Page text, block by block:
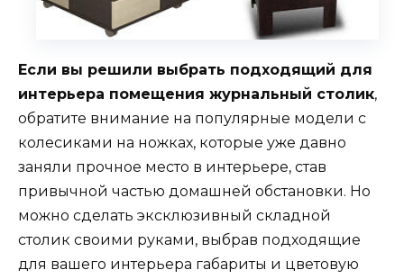
Если вы решили выбрать подходящий для
интерьера помещения журнальный столик,
обратите внимание на популярные модели с
колесиками на ножках, которые уже давно
заняли прочное место в интерьере, став
привычной частью домашней обстановки. Но
можно сделать эксклюзивный складной
столик своими руками, выбрав подходящие
для вашего интерьера габариты и цветовую